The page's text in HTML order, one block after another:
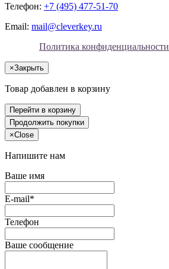
Телефон: +7 (495) 477-51-70
Email: mail@cleverkey.ru
Политика конфиденциальности
×Закрыть
Товар добавлен в корзину
Перейти в корзину
Продолжить покупки
×Close
Напишите нам
Ваше имя
E-mail*
Телефон
Ваше сообщение